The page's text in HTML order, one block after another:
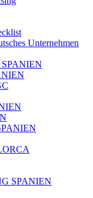
Unternehmen
SPANIEN